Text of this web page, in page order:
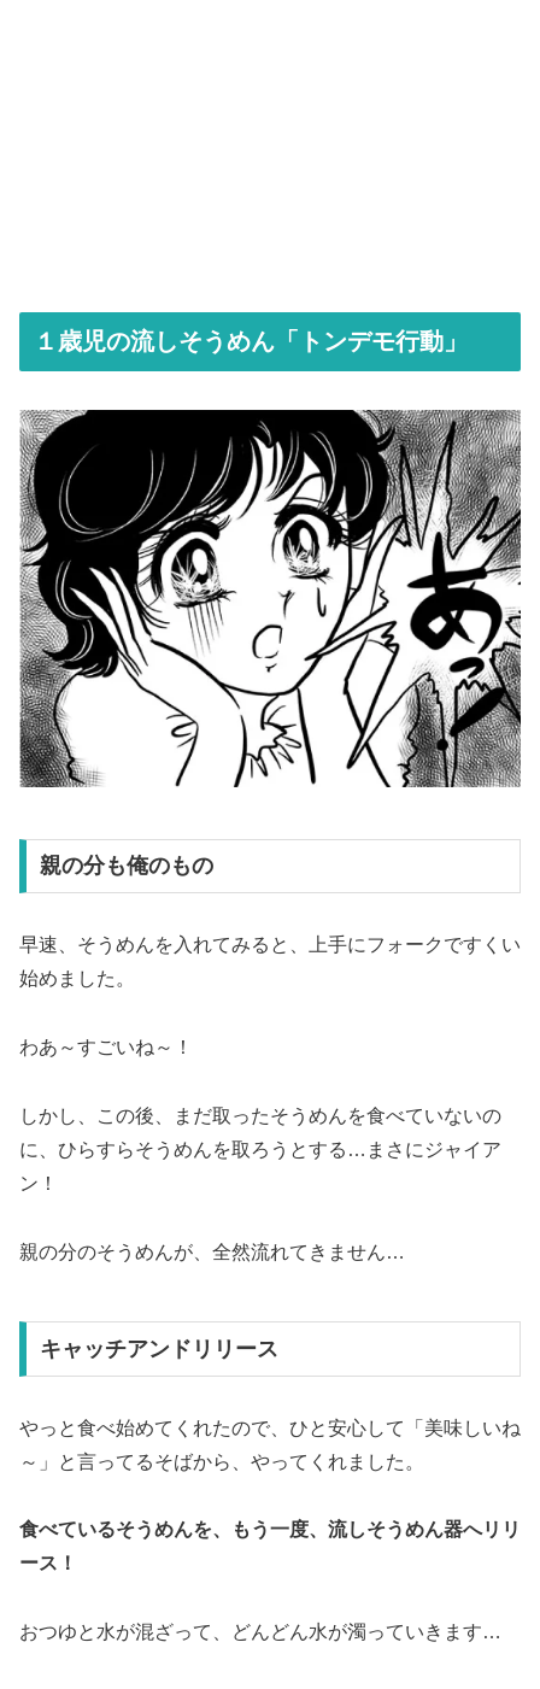
１歳児の流しそうめん「トンデモ行動」
親の分も俺のもの
早速、そうめんを入れてみると、上手にフォークですくい
始めました。
わあ～すごいね～！
しかし、この後、まだ取ったそうめんを食べていないの
に、ひらすらそうめんを取ろうとする…まさにジャイア
ン！
親の分のそうめんが、全然流れてきません…
キャッチアンドリリース
やっと食べ始めてくれたので、ひと安心して「美味しいね
～」と言ってるそばから、やってくれました。
食べているそうめんを、もう一度、流しそうめん器へリリ
ース！
おつゆと水が混ざって、どんどん水が濁っていきます…